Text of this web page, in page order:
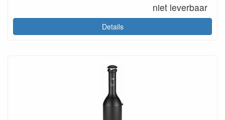
niet leverbaar
Details